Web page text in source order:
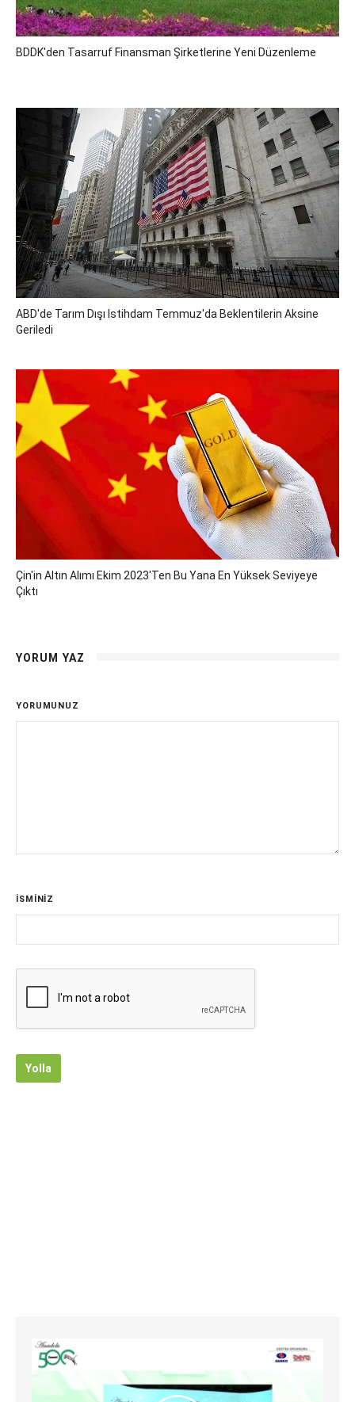
BDDK'den Tasarruf Finansman Şirketlerine Yeni Düzenleme
ABD'de Tarım Dışı Istihdam Temmuz'da Beklentilerin Aksine
Geriledi
Çin'in Altın Alımı Ekim 2023'ten Bu Yana En Yüksek Seviyeye
Çıktı
YORUM YAZ
YORUMUNUZ
İSMİNİZ
Yolla